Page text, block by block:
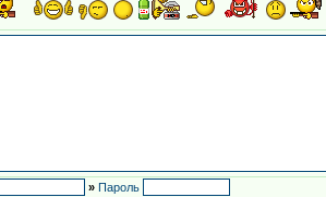
» Пароль